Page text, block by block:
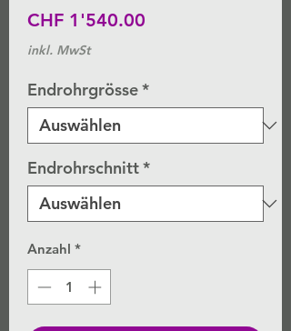
CHF 1'540.00
inkl. MwSt
Endrohrgrösse*
Endrohrschnitt*
Anzahl *